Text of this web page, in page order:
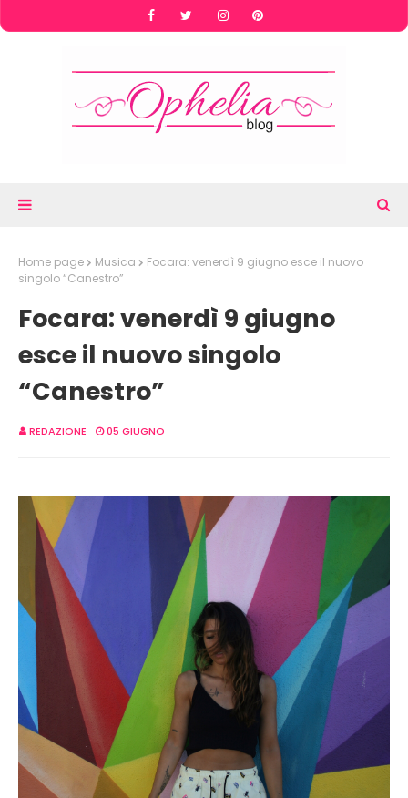
Home page Musica
Focara: venerdì 9 giugno esce il nuovo
singolo “Canestro”
Focara: venerdì 9 giugno
esce il nuovo singolo
“Canestro”
REDAZIONE 05 GIUGNO